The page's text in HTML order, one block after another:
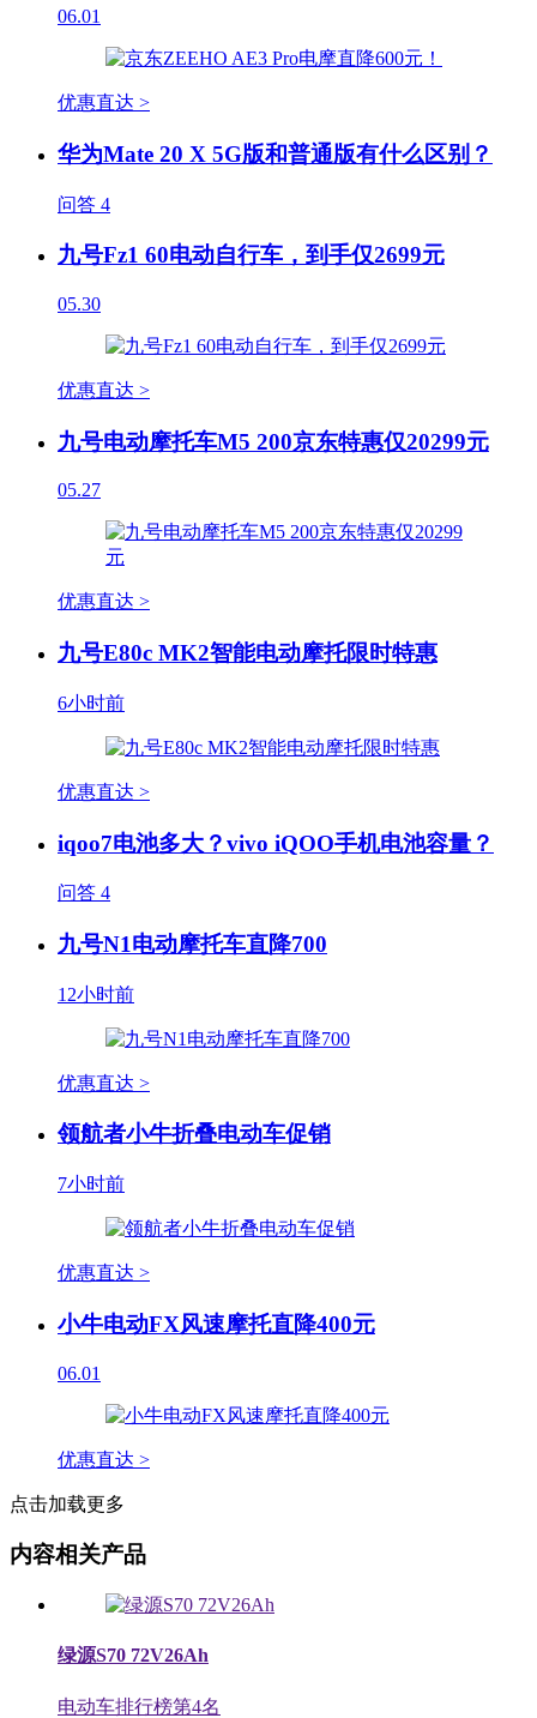
06.01
优惠直达 >
华为Mate 20 X 5G版和普通版有什么区别？
问答 4
九号Fz1 60电动自行车，到手仅2699元
05.30
优惠直达 >
九号电动摩托车M5 200京东特惠仅20299元
05.27
优惠直达 >
九号E80c MK2智能电动摩托限时特惠
6小时前
优惠直达 >
iqoo7电池多大？vivo iQOO手机电池容量？
问答 4
九号N1电动摩托车直降700
12小时前
优惠直达 >
领航者小牛折叠电动车促销
7小时前
优惠直达 >
小牛电动FX风速摩托直降400元
06.01
优惠直达 >
点击加载更多
内容相关产品
绿源S70 72V26Ah
电动车排行榜第4名